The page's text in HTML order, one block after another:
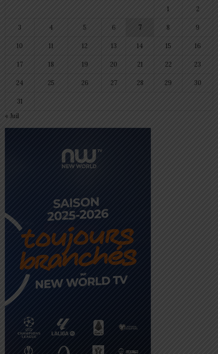
1 2
3 4 5 6 7 8 9
10 11 12 13 14 15 16
17 18 19 20 21 22 23
24 25 26 27 28 29 30
31
« Juil